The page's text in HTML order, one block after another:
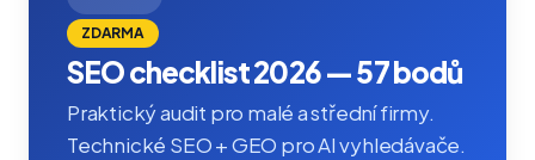
ZDARMA
SEO checklist 2026 — 57 bodů
Praktický audit pro malé a střední firmy.
Technické SEO + GEO pro AI vyhledávače.